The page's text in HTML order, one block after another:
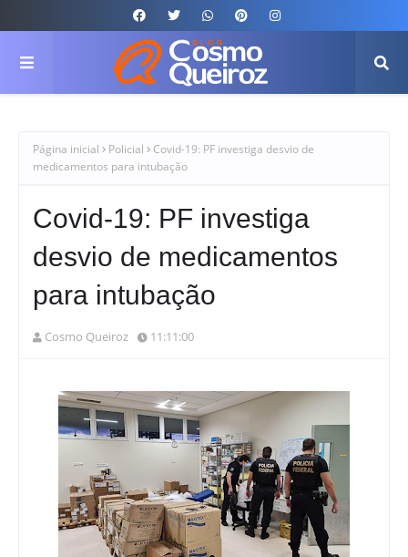
Página inicial Policial
Covid-19: PF investiga desvio de
medicamentos para intubação
Covid-19: PF investiga
desvio de medicamentos
para intubação
Cosmo Queiroz 11:11:00